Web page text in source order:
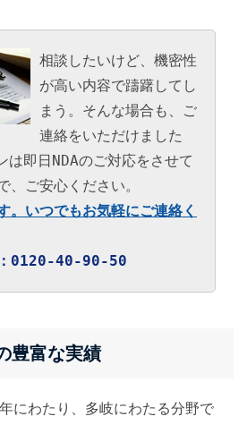
相談したいけど、機密性
が高い内容で躊躇してし
まう。そんな場合も、ご
連絡をいただけました
は即日NDAのご対応をさせて
、ご安心ください。
。いつでもお気軽にご連絡く
：0120-40-90-50
豊富な実績
にわたり、多岐にわたる分野で